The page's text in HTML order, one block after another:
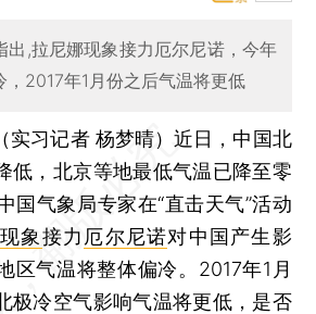
出,拉尼娜现象接力厄尔尼诺，今年
，2017年1月份之后气温将更低
实习记者 杨梦晴）近日，中国北
低，北京等地最低气温已降至零
国气象局专家在“直击天气”活动
象 接力 厄尔尼诺对中国产生影
区气温将整体偏冷。2017年1月
极冷空气影响气温将更低，是否